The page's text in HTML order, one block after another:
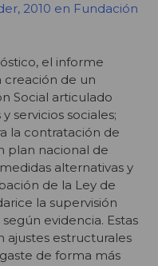
2010 en Fundación
el informe
creación de un
Social articulado
servicios sociales;
la contratación de
plan nacional de
alternativas y
de la Ley de
la supervisión
evidencia. Estas
ajustes estructurales
de forma más